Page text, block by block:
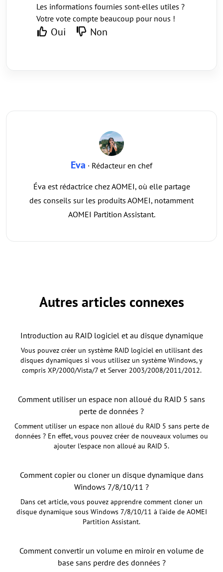
Les informations fournies sont-elles utiles ?
Votre vote compte beaucoup pour nous !
Oui Non
Eva · Rédacteur en chef
Éva est rédactrice chez AOMEI, où elle partage
des conseils sur les produits AOMEI, notamment
AOMEI Partition Assistant.
Autres articles connexes
Introduction au RAID logiciel et au disque dynamique
Vous pouvez créer un système RAID logiciel en utilisant des
disques dynamiques si vous utilisez un système Windows, y
compris XP/2000/Vista/7 et Server 2003/2008/2011/2012.
Comment utiliser un espace non alloué du RAID 5 sans
perte de données ?
Comment utiliser un espace non alloué du RAID 5 sans perte de
données ? En effet, vous pouvez créer de nouveaux volumes ou
ajouter l’espace non alloué au RAID 5.
Comment copier ou cloner un disque dynamique dans
Windows 7/8/10/11 ?
Dans cet article, vous pouvez apprendre comment cloner un
disque dynamique sous Windows 7/8/10/11 à l’aide de AOMEI
Partition Assistant.
Comment convertir un volume en miroir en volume de
base sans perdre des données ?